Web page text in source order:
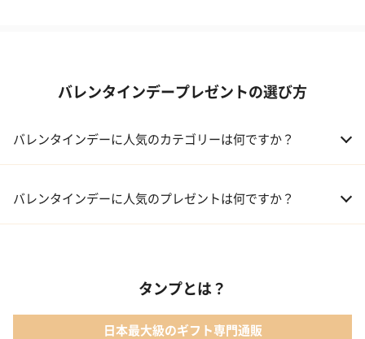
バレンタインデープレゼントの選び方
バレンタインデーに人気のカテゴリーは何ですか？
02 メイクアップ
04 ファッション小物
バレンタインデーに人気のプレゼントは何ですか？
02 【名入れギフト】フラワーティントリップ［日本限定ピンクゴ
タンプとは？
日本最大級のギフト専門通販